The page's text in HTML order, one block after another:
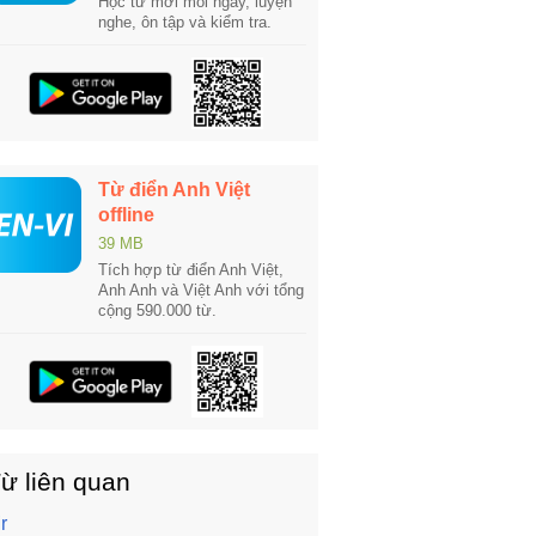
nghe, ôn tập và kiểm tra.
Từ điển Anh Việt
offline
39 MB
Tích hợp từ điển Anh Việt,
Anh Anh và Việt Anh với tổng
cộng 590.000 từ.
liên quan